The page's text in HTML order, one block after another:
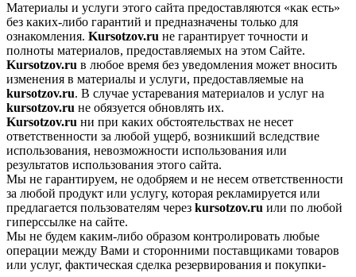
Материалы и услуги этого сайта предоставляются «как есть»
без каких-либо гарантий и предназначены только для
ознакомления. Kursotzov.ru не гарантирует точности и
полноты материалов, предоставляемых на этом Сайте.
Kursotzov.ru в любое время без уведомления может вносить
изменения в материалы и услуги, предоставляемые на
kursotzov.ru. В случае устаревания материалов и услуг на
kursotzov.ru не обязуется обновлять их.
Kursotzov.ru ни при каких обстоятельствах не несет
ответственности за любой ущерб, возникший вследствие
использования, невозможности использования или
результатов использования этого сайта.
Мы не гарантируем, не одобряем и не несем ответственности
за любой продукт или услугу, которая рекламируется или
предлагается пользователям через kursotzov.ru или по любой
гиперссылке на сайте.
Мы не будем каким-либо образом контролировать любые
операции между Вами и сторонними поставщиками товаров
или услуг, фактическая сделка резервирования и покупки-